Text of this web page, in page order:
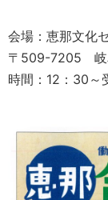
会場：恵那文化
〒509-7205 岐
時間：12：30～